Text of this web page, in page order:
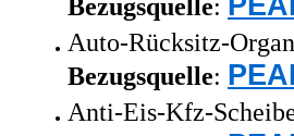
Bezugsquelle:
Auto-Rücksitz-
Bezugsquelle:
Anti-Eis-Kfz-